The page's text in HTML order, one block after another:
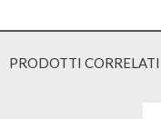
PRODOTTI CORRELATI